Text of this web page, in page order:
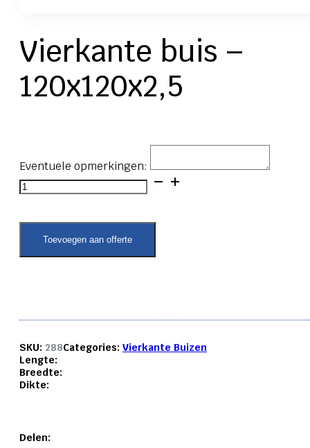
Vierkante buis –
120x120x2,5
Eventuele opmerkingen:
Vierkante
buis
120x120x2,5
aantalToevoegen aan offerte
SKU: 288Categories: Vierkante Buizen
Lengte:
Breedte:
Dikte:
Delen: